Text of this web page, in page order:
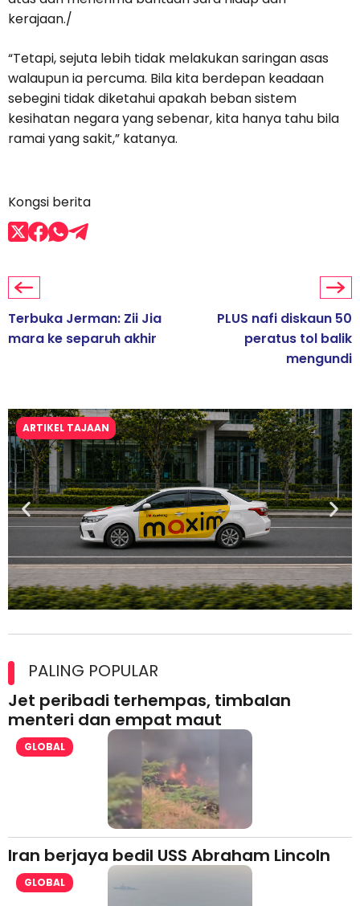
kerajaan./
“Tetapi, sejuta lebih tidak melakukan saringan asas
walaupun ia percuma. Bila kita berdepan keadaan
sebegini tidak diketahui apakah beban sistem
kesihatan negara yang sebenar, kita hanya tahu bila
ramai yang sakit,” katanya.
Kongsi berita
Terbuka Jerman: Zii Jia
mara ke separuh akhir
PLUS nafi diskaun 50
peratus tol balik
mengundi
ARTIKEL TAJAAN
lesen separuh pertama 2026
PALING POPULAR
Jet peribadi terhempas, timbalan
menteri dan empat maut
GLOBAL
Iran berjaya bedil USS Abraham Lincoln
GLOBAL